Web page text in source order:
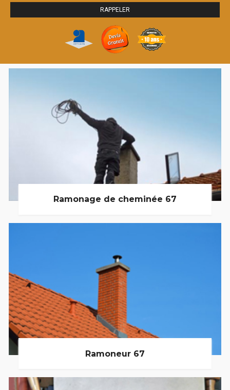
Ramonage de cheminée 67
Ramoneur 67